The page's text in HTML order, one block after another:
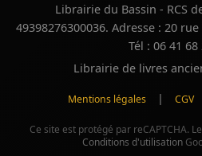
Librairie du Bassin - RCS
49398276300036. Adresse : 20
Tél : 06 41 68
Librairie de livres
Mentions légales | CGV
Ce site est protégé par reCAPTCHA.
Conditions d'utilisation